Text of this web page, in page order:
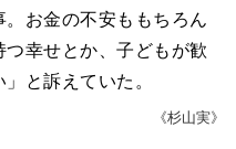
お金の不安ももちろん
幸せとか、子どもが歓
と訴えていた。
《杉山実》